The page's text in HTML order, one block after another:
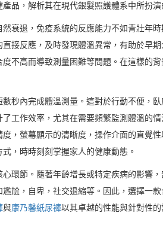
品，解析其在現代銀髮照護體系中所扮演
衰退，免疫系統的反應能力不如青壯年
接反應，及時發現體溫異常，有助於早
不高而導致測量困難等問題。在這樣的
秒內完成體溫測量。這對於行動不便，
工作效率，尤其在需要頻繁監測體溫的
度，螢幕顯示的清晰度，操作介面的直覺
，時時刻刻掌握家人的健康動態。
環節。隨著年齡增長或特定疾病的影響
尬，自卑，社交退縮等。因此，選擇一款
與康乃馨紙尿褲以其卓越的性能與針對性